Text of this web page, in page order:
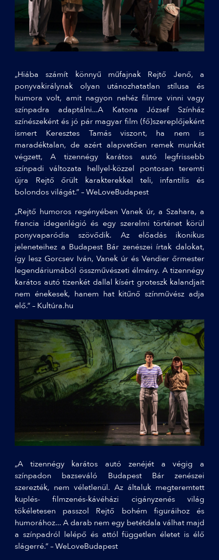
„Hiába számít könnyű műfajnak Rejtő Jenő, a
ponyvakirálynak olyan utánozhatatlan stílusa és
humora volt, amit nagyon nehéz filmre vinni vagy
színpadra adaptálni...A Katona József Színház
színészeként és jó pár magyar film (fő)szereplőjeként
ismert Keresztes Tamás viszont, ha nem is
maradéktalan, de azért alapvetően remek munkát
végzett, A tizennégy karátos autó legfrissebb
színpadi változata hellyel-közzel pontosan teremti
újra Rejtő őrült karakterekkel teli, infantilis és
bolondos világát.” – WeLoveBudapest
„Rejtő humoros regényében Vanek úr, a Szahara, a
francia idegenlégió és egy szerelmi történet körül
ponyvaparódia szövődik. Az előadás ikonikus
jeleneteihez a Budapest Bár zenészei írtak dalokat,
így lesz Gorcsev Iván, Vanek úr és Vendier őrmester
legendáriumából összművészeti élmény. A tizennégy
karátos autó tizenkét dallal kísért groteszk kalandjait
nem énekesek, hanem hat kitűnő színművész adja
elő.” – Kultúra.hu
„A tizennégy karátos autó zenéjét a végig a
színpadon bazseváló Budapest Bár zenészei
szerezték, nem véletlenül. Az általuk megteremtett
kuplés- filmzenés-kávéházi cigányzenés világ
tökéletesen passzol Rejtő bohém figuráihoz és
humorához... A darab nem egy betétdala válhat majd
a színpadról lelépő és attól független életet is élő
slágerré.” – WeLoveBudapest